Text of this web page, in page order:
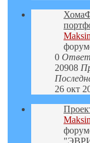
0
20908
26 окт